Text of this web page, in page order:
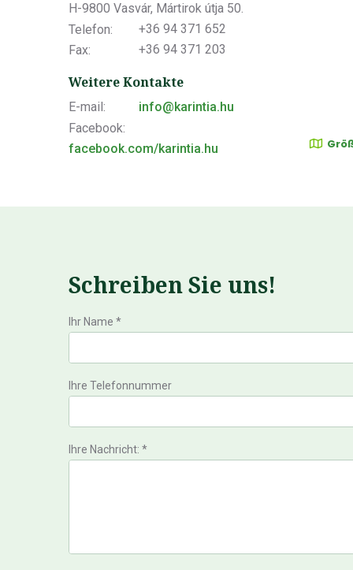
H-9800 Vasvár, Mártirok útja 50.
Telefon:
+36 94 371 652
Fax:
+36 94 371 203
Weitere Kontakte
E-mail:
info@karintia.hu
Facebook:
facebook.com/karintia.hu
Schreiben Sie uns!
Ihr Name *
Ihre Telefonnummer
Ihre Nachricht: *